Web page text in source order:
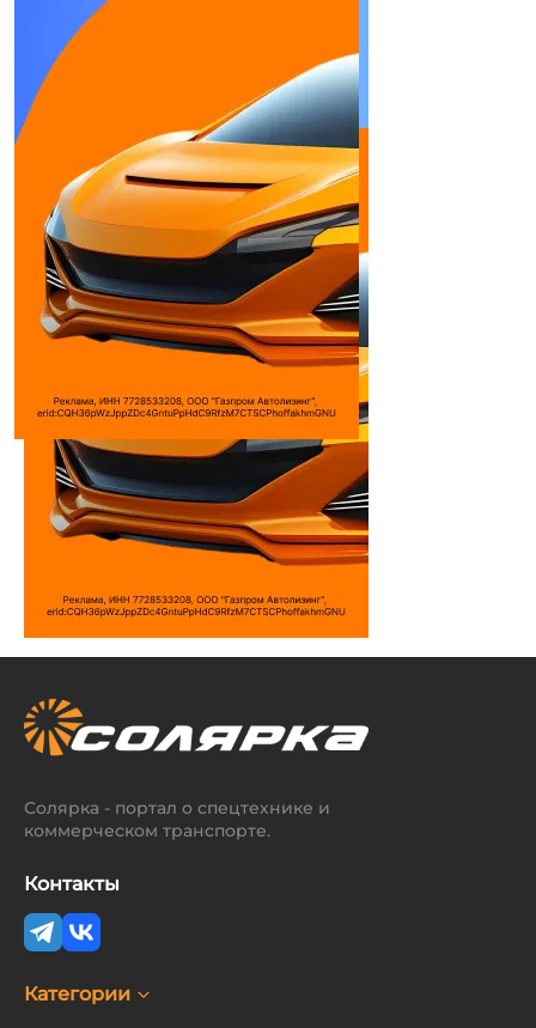
Солярка - портал о спецтехнике и
коммерческом транспорте.
Контакты
Категории